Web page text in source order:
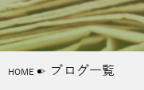
HOME ブログ一覧